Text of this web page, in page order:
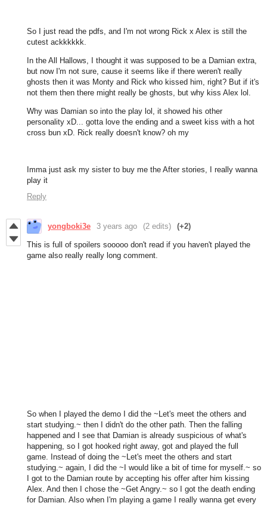
So I just read the pdfs, and I'm not wrong Rick x Alex is still the
cutest ackkkkkk.
In the All Hallows, I thought it was supposed to be a Damian extra,
but now I'm not sure, cause it seems like if there weren't really
ghosts then it was Monty and Rick who kissed him, right? But if it's
not them then there might really be ghosts, but why kiss Alex lol.
Why was Damian so into the play lol, it showed his other
personality xD... gotta love the ending and a sweet kiss with a hot
cross bun xD. Rick really doesn't know? oh my
Imma just ask my sister to buy me the After stories, I really wanna
play it
Reply
yongboki3e 3 years ago (2 edits) (+2)
This is full of spoilers sooooo don't read if you haven't played the
game also really really long comment.
So when I played the demo I did the ~Let's meet the others and
start studying.~ then I didn't do the other path. Then the falling
happened and I see that Damian is already suspicious of what's
happening, so I got hooked right away, got and played the full
game. Instead of doing the ~Let's meet the others and start
studying.~ again, I did the ~I would like a bit of time for myself.~ so
I got to the Damian route by accepting his offer after him kissing
Alex. And then I chose the ~Get Angry.~ so I got the death ending
for Damian. Also when I'm playing a game I really wanna get every